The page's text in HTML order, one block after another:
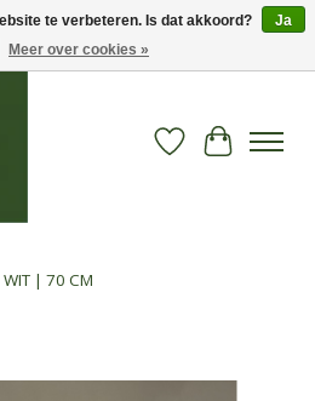
Verlanglijst
WIT | 70 CM
te verbeteren. Is dat akkoord?
Ja
Meer over cookies »